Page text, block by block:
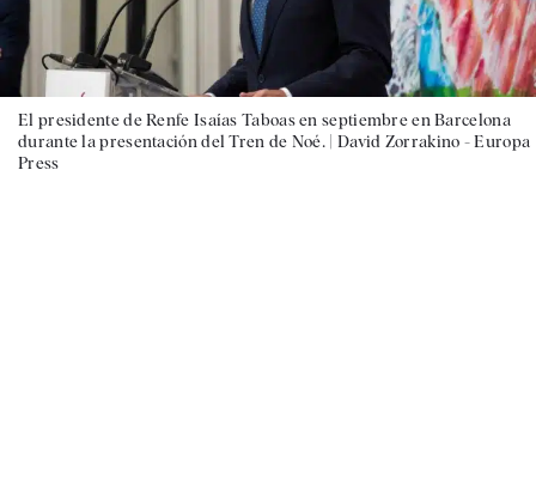
El presidente de Renfe Isaías Taboas en septiembre en Barcelona
durante la presentación del Tren de Noé. | David Zorrakino - Europa
Press